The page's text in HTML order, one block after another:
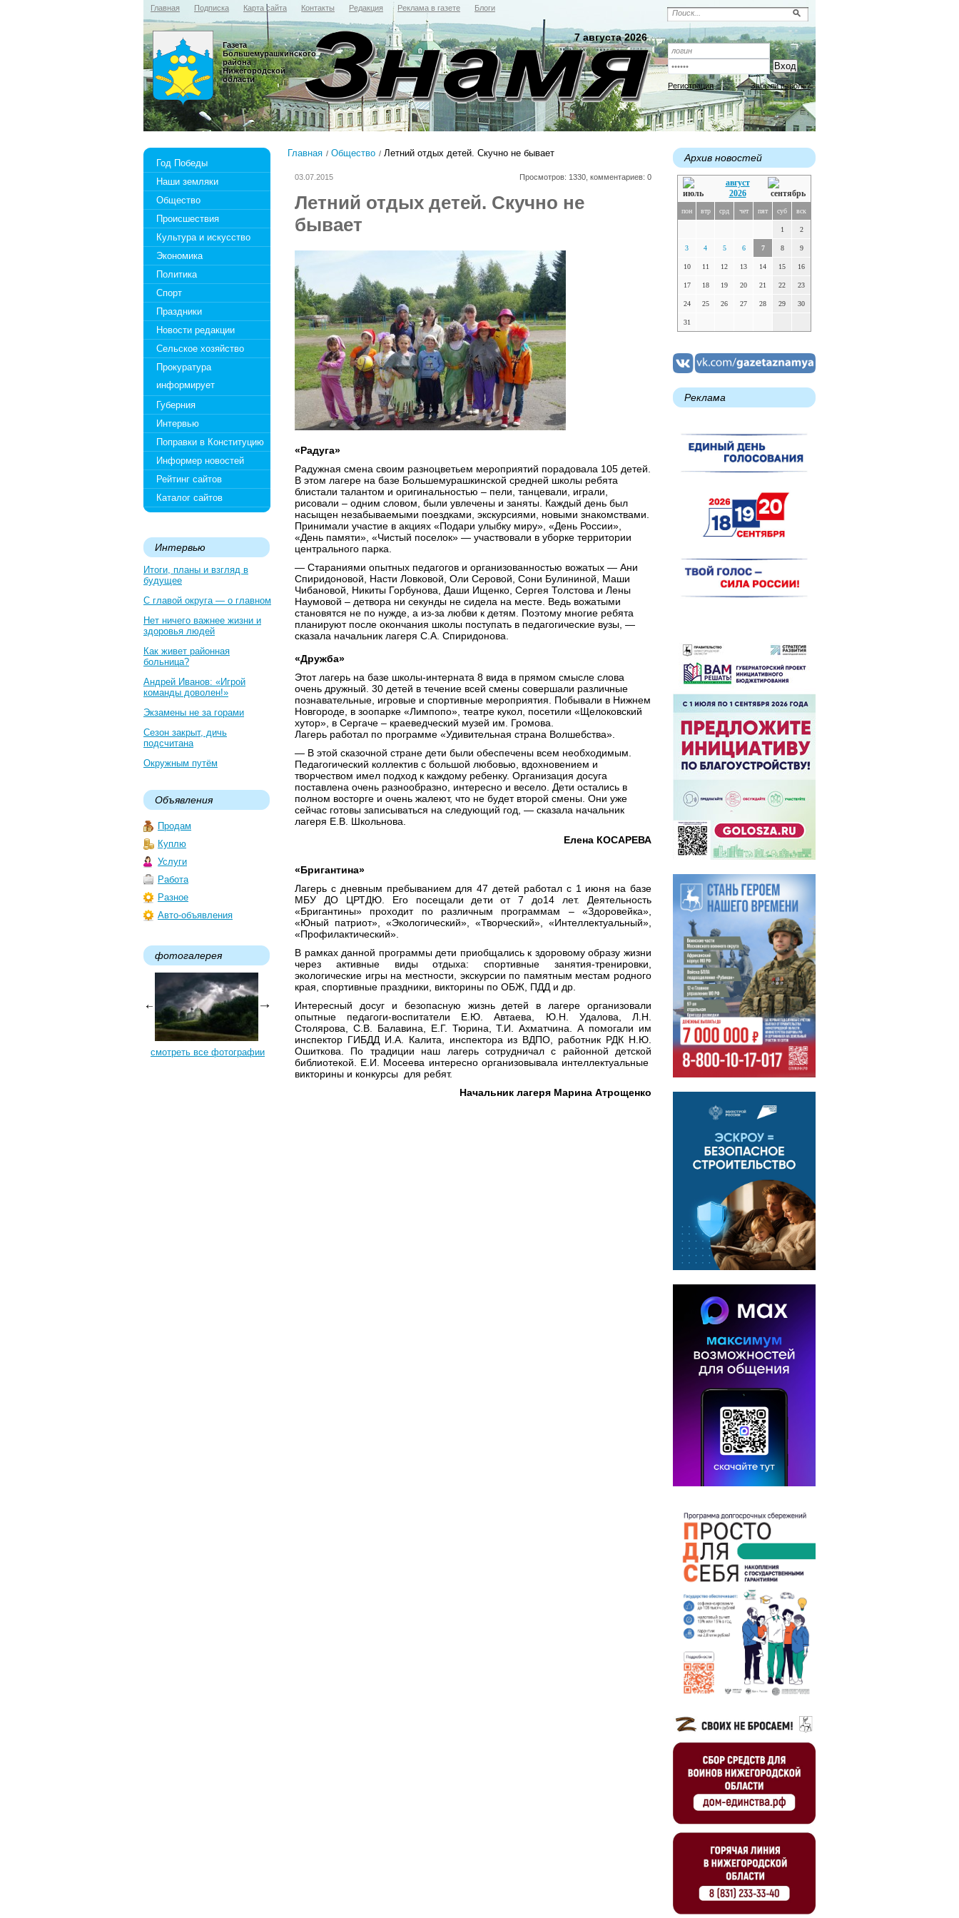
Главная Подписка Карта сайта Контакты Редакция Реклама в газете Блоги
Регистрация Забыли пароль?
7 августа 2026
Газета
Большемурашкинского
района
Нижегородской
области
Год Победы
Наши земляки
Общество
Происшествия
Культура и искусство
Экономика
Политика
Спорт
Праздники
Новости редакции
Сельское хозяйство
Прокуратура
информирует
Губерния
Интервью
Поправки в Конституцию
Информер новостей
Рейтинг сайтов
Каталог сайтов
Интервью
Итоги, планы и взгляд в
будущее
С главой округа — о главном
Нет ничего важнее жизни и
здоровья людей
Как живет районная
больница?
Андрей Иванов: «Игрой
команды доволен!»
Экзамены не за горами
Сезон закрыт, дичь
подсчитана
Окружным путём
Объявления
Продам
Куплю
Услуги
Работа
Разное
Авто-объявления
фотогалерея
смотреть все фотографии
Главная Общество Летний отдых детей. Скучно не бывает
03.07.2015 Просмотров: 1330, комментариев: 0
Летний отдых детей. Скучно не
бывает
«Радуга»
Радужная смена своим разноцветьем мероприятий порадовала 105 детей.
В этом лагере на базе Большемурашкинской средней школы ребята
блистали талантом и оригинальностью – пели, танцевали, играли,
рисовали – одним словом, были увлечены и заняты. Каждый день был
насыщен незабываемыми поездками, экскурсиями, новыми знакомствами.
Принимали участие в акциях «Подари улыбку миру», «День России»,
«День памяти», «Чистый поселок» — участвовали в уборке территории
центрального парка.
— Стараниями опытных педагогов и организованностью вожатых — Ани
Спиридоновой, Насти Ловковой, Оли Серовой, Сони Булининой, Маши
Чибановой, Никиты Горбунова, Даши Ищенко, Сергея Толстова и Лены
Наумовой – детвора ни секунды не сидела на месте. Ведь вожатыми
становятся не по нужде, а из-за любви к детям. Поэтому многие ребята
планируют после окончания школы поступать в педагогические вузы, —
сказала начальник лагеря С.А. Спиридонова.
«Дружба»
Этот лагерь на базе школы-интерната 8 вида в прямом смысле слова
очень дружный. 30 детей в течение всей смены совершали различные
познавательные, игровые и спортивные мероприятия. Побывали в Нижнем
Новгороде, в зоопарке «Лимпопо», театре кукол, посетили «Щелоковский
хутор», в Сергаче – краеведческий музей им. Громова.
Лагерь работал по программе «Удивительная страна Волшебства».
— В этой сказочной стране дети были обеспечены всем необходимым.
Педагогический коллектив с большой любовью, вдохновением и
творчеством имел подход к каждому ребенку. Организация досуга
поставлена очень разнообразно, интересно и весело. Дети остались в
полном восторге и очень жалеют, что не будет второй смены. Они уже
сейчас готовы записываться на следующий год, — сказала начальник
лагеря Е.В. Школьнова.
Елена КОСАРЕВА
«Бригантина»
Лагерь с дневным пребыванием для 47 детей работал с 1 июня на базе
МБУ ДО ЦРТДЮ. Его посещали дети от 7 до14 лет. Деятельность
«Бригантины» проходит по различным программам – «Здоровейка»,
«Юный патриот», «Экологический», «Творческий», «Интеллектуальный»,
«Профилактический».
В рамках данной программы дети приобщались к здоровому образу жизни
через активные виды отдыха: спортивные занятия-тренировки,
экологические игры на местности, экскурсии по памятным местам родного
края, спортивные праздники, викторины по ОБЖ, ПДД и др.
Интересный досуг и безопасную жизнь детей в лагере организовали
опытные педагоги-воспитатели Е.Ю. Автаева, Ю.Н. Удалова, Л.Н.
Столярова, С.В. Балавина, Е.Г. Тюрина, Т.И. Ахматчина. А помогали им
инспектор ГИБДД И.А. Калита, инспектора из ВДПО, работник РДК Н.Ю.
Ошиткова. По традиции наш лагерь сотрудничал с районной детской
библиотекой. Е.И. Мосеева интересно организовывала интеллектуальные
викторины и конкурсы для ребят.
Начальник лагеря Марина Атрощенко
Архив новостей
август
2026
пон втр срд чет пят суб вск
1 2
3 4 5 6 7 8 9
10 11 12 13 14 15 16
17 18 19 20 21 22 23
24 25 26 27 28 29 30
31
Реклама